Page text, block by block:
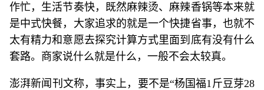
作忙，生活节奏快，既然麻辣烫、麻辣香锅等本来就
是中式快餐，大家追求的就是一个快捷省事，也就不
太有精力和意愿去探究计算方式里面到底有没有什么
套路。商家说什么就是什么，一般不会太较真。
澎湃新闻刊文称，事实上，要不是“杨国福1斤豆芽28